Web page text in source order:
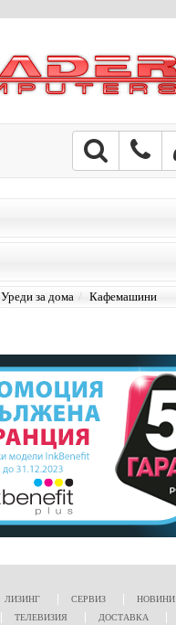
Уреди за дома Кафемашини
ЛИЗИНГ СЕРВИЗ НОВИНИ
ТЕЛЕВИЗИЯ ДОСТАВКА